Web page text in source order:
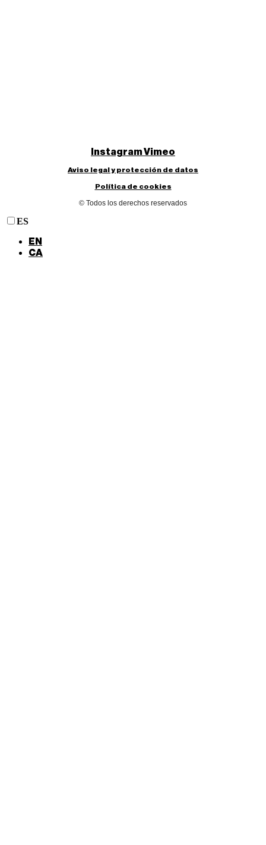
InstagramVimeo
Aviso legal y protección de datos
Política de cookies
© Todos los derechos reservados
ES
EN
CA